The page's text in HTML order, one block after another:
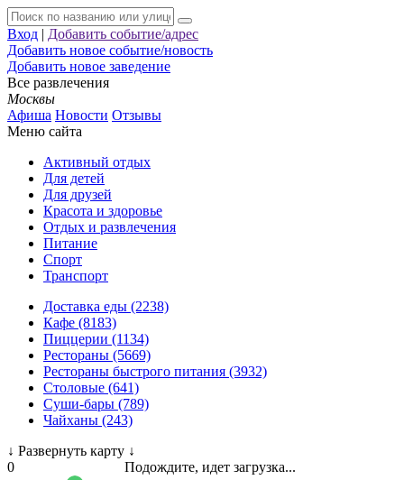
Вход | Добавить событие/адрес
Добавить новое событие/новость
Добавить новое заведение
Все развлечения
Москвы
Афиша Новости Отзывы
Меню сайта
Активный отдых
Для детей
Для друзей
Красота и здоровье
Отдых и развлечения
Питание
Спорт
Транспорт
Доставка еды (2238)
Кафе (8183)
Пиццерии (1134)
Рестораны (5669)
Рестораны быстрого питания (3932)
Столовые (641)
Суши-бары (789)
Чайханы (243)
↓ Развернуть карту ↓
Подождите, идет загрузка...
0